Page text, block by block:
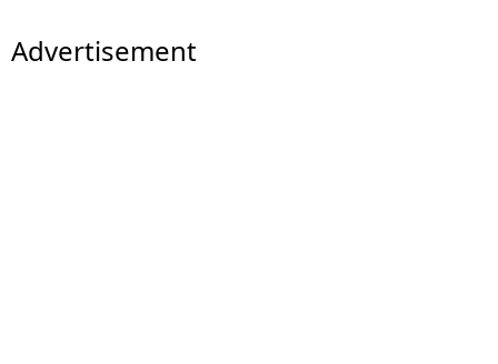
Advertisement